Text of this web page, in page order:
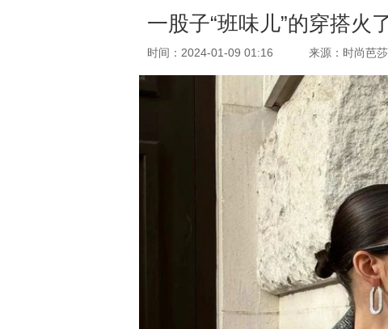
一股子“班味儿”的穿搭火
时间：2024-01-09 01:16 来源：时尚芭莎